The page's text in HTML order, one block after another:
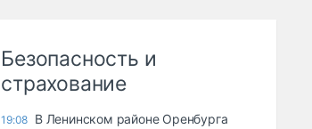
Безопасность и
страхование
19:08 В Ленинском районе Оренбурга